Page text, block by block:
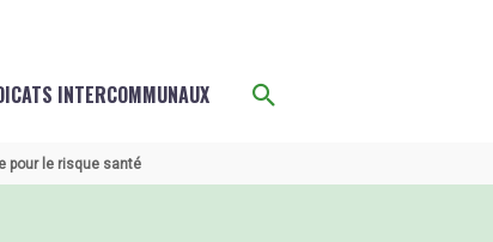
INTERCOMMUNAUX Rechercher
pour le risque santé